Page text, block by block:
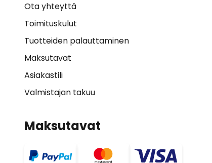
Ota yhteyttä
Toimituskulut
Tuotteiden palauttaminen
Maksutavat
Asiakastili
Valmistajan takuu
Maksutavat